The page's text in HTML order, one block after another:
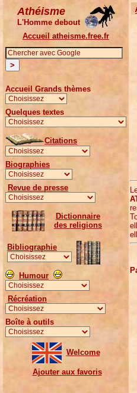
Athéisme
L'Homme debout
Accueil atheisme.free.fr
Accueil Grands thèmes
Quelques textes
Citations
Biographies
Revue de presse
Dictionnaire
des religions
Bibliographie
Humour
Récréation
Boîte à outils
Welcome
Ajouter aux favoris